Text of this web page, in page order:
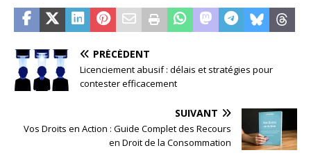
PRÉCÉDENT
Licenciement abusif : délais et stratégies pour
contester efficacement
SUIVANT
Vos Droits en Action : Guide Complet des Recours
en Droit de la Consommation